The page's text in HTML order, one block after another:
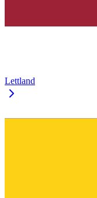
Lettland